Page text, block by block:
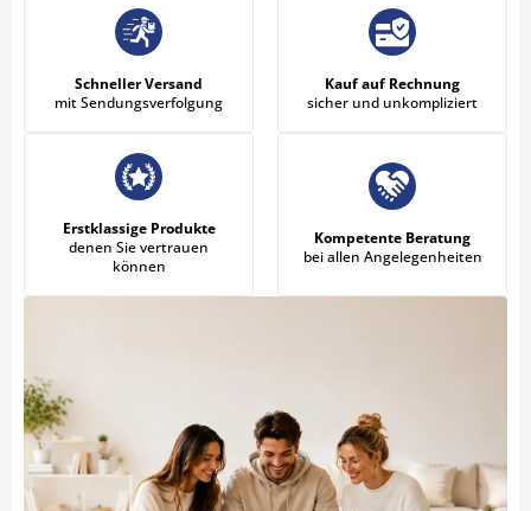
Schneller Versand
mit Sendungsverfolgung
Kauf auf Rechnung
sicher und unkompliziert
Erstklassige Produkte
denen Sie vertrauen
können
Kompetente Beratung
bei allen Angelegenheiten